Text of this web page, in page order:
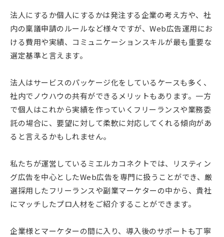
法人にするか個人にするかは発注する企業の考え方や、社
内の稟議申請のルールなど様々ですが、Web広告運用にお
ける費用や実績、コミュニケーションスキルが最も重要な
選定基準と言えます。
法人はサービスのパッケージ化をしているケースも多く、
社内でノウハウの共有ができるメリットもあります。一方
で個人はこれから実績を作っていくフリーランスや業務委
託の場合に、要望に対して柔軟に対応してくれる傾向があ
ると言えるかもしれません。
私たちが運営しているミエルカコネクトでは、リスティン
グ広告を中心としたWeb広告を専門に扱うことができ、厳
選採用したフリーランスや副業マーケターの中から、貴社
にマッチしたプロ人材をご紹介することができます。
企業様とマーケターの間に入り、導入後のサポートも丁寧